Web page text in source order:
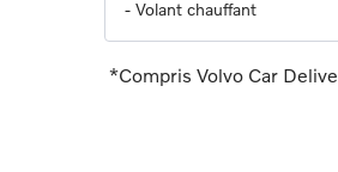
- Volant chauffant
*Compris Volvo Car